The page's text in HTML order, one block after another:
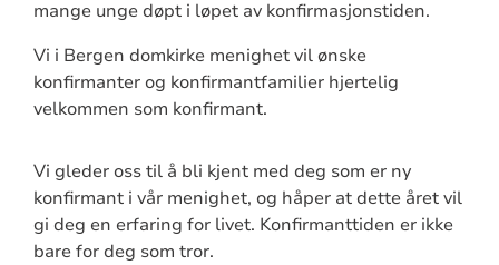
mange unge døpt i løpet av konfirmasjonstiden.
Vi i Bergen domkirke menighet vil ønske
konfirmanter og konfirmantfamilier hjertelig
velkommen som konfirmant.
Vi gleder oss til å bli kjent med deg som er ny
konfirmant i vår menighet, og håper at dette året vil
gi deg en erfaring for livet. Konfirmanttiden er ikke
bare for deg som tror.